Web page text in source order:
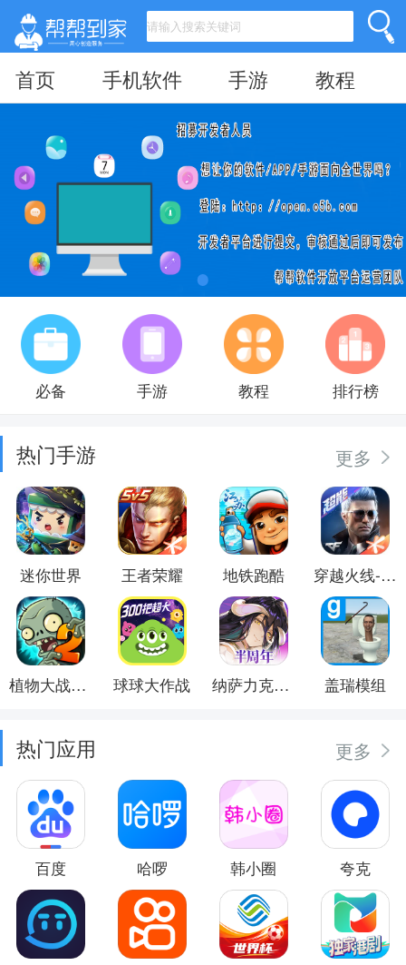
首页 手机软件 手游 教程
必备 手游 教程 排行榜
热门手游 更多
迷你世界 王者荣耀 地铁跑酷 穿越火线-枪战王者
植物大战僵尸2 球球大作战 纳萨力克之王 盖瑞模组
热门应用 更多
百度 哈啰 韩小圈 夸克